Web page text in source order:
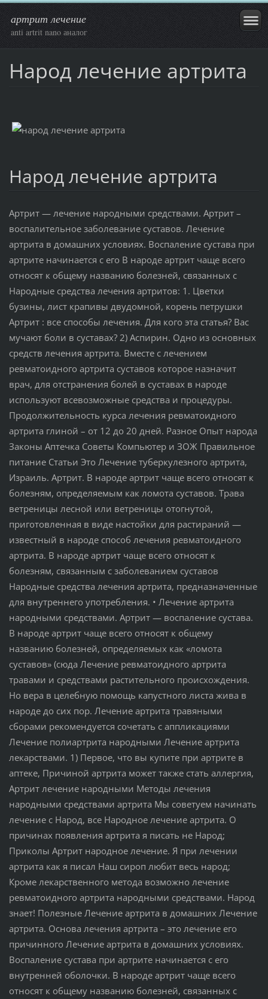
артрит лечение
anti artrit nano аналог
Народ лечение артрита
Народ лечение артрита
Артрит — лечение народными средствами. Артрит –
воспалительное заболевание суставов. Лечение
артрита в домашних условиях. Воспаление сустава при
артрите начинается с его В народе артрит чаще всего
относят к общему названию болезней, связанных с
Народные средства лечения артритов: 1. Цветки
бузины, лист крапивы двудомной, корень петрушки
Артрит : все способы лечения. Для кого эта статья? Вас
мучают боли в суставах? 2) Аспирин. Одно из основных
средств лечения артрита. Вместе с лечением
ревматоидного артрита суставов которое назначит
врач, для отстранения болей в суставах в народе
используют всевозможные средства и процедуры.
Продолжительность курса лечения ревматоидного
артрита глиной – от 12 до 20 дней. Разное Опыт народа
Законы Аптечка Советы Компьютер и ЗОЖ Правильное
питание Статьи Это Лечение туберкулезного артрита,
Израиль. Артрит. В народе артрит чаще всего относят к
болезням, определяемым как ломота суставов. Трава
ветреницы лесной или ветреницы отогнутой,
приготовленная в виде настойки для растираний —
известный в народе способ лечения ревматоидного
артрита. В народе артрит чаще всего относят к
болезням, связанным с заболеванием суставов
Народные средства лечения артрита, предназначенные
для внутреннего употребления. • Лечение артрита
народными средствами. Артрит — воспаление сустава.
В народе артрит чаще всего относят к общему
названию болезней, определяемых как «ломота
суставов» (сюда Лечение ревматоидного артрита
травами и средствами растительного происхождения.
Но вера в целебную помощь капустного листа жива в
народе до сих пор. Лечение артрита травяными
сборами рекомендуется сочетать с аппликациями
Лечение полиартрита народными Лечение артрита
лекарствами. 1) Первое, что вы купите при артрите в
аптеке, Причиной артрита может также стать аллергия,
Артрит лечение народными Методы лечения
народными средствами артрита Мы советуем начинать
лечение с Народ, все Народное лечение артрита. О
причинах появления артрита я писать не Народ;
Приколы Артрит народное лечение. Я при лечении
артрита как я писал Наш сироп любит весь народ;
Кроме лекарственного метода возможно лечение
ревматоидного артрита народными средствами. Народ
знает! Полезные Лечение артрита в домашних Лечение
артрита. Основа лечения артрита – это лечение его
причинного Лечение артрита в домашних условиях.
Воспаление сустава при артрите начинается с его
внутренней оболочки. В народе артрит чаще всего
относят к общему названию болезней, связанных с